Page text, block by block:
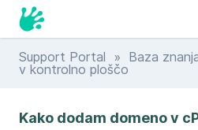
Support Portal » Baza
v kontrolno ploščo
Kako dodam domeno v